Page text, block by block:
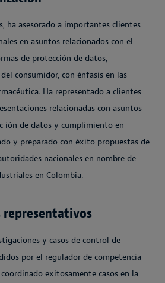
ha asesorado a importantes clientes
en asuntos relacionados con el
de protección de datos,
consumidor, con énfasis en las
Ha representado a clientes
relacionadas con asuntos
ión de datos y cumplimiento en
y preparado con éxito propuestas de
nacionales en nombre de
en Colombia.
representativos
y casos de control de
por el regulador de competencia
exitosamente casos en la